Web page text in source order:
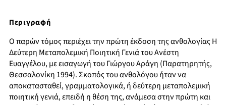
Περιγραφή
Ο παρών τόμος περιέχει την πρώτη έκδοση της ανθολογίας Η
Δεύτερη Μεταπολεμική Ποιητική Γενιά του Ανέστη
Ευαγγέλου, με εισαγωγή του Γιώργου Αράγη (Παρατηρητής,
Θεσσαλονίκη 1994). Σκοπός του ανθολόγου ήταν να
αποκατασταθεί, γραμματολογικά, ή δεύτερη μεταπολεμική
ποιητική γενιά, επειδή η θέση της, ανάμεσα στην πρώτη και